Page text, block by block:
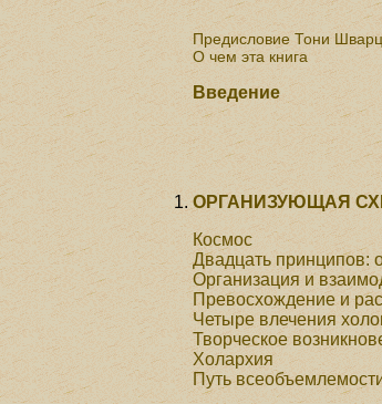
Предисловие Тони
О чем эта книга
Введение
ОРГАНИЗУЮЩАЯ
Космос
Двадцать принципов:
Организация и
Превосхождение и
Четыре влечения
Творческое
Холархия
Путь